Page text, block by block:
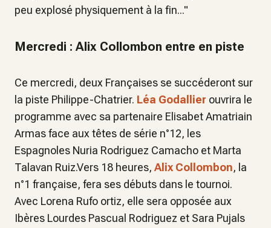
peu explosé physiquement à la fin..."
Mercredi : Alix Collombon entre en piste
Ce mercredi, deux Françaises se succéderont sur
la piste Philippe-Chatrier. Léa Godallier ouvrira le
programme avec sa partenaire Elisabet Amatriain
Armas face aux têtes de série n°12, les
Espagnoles Nuria Rodriguez Camacho et Marta
Talavan Ruiz.Vers 18 heures, Alix Collombon, la
n°1 française, fera ses débuts dans le tournoi.
Avec Lorena Rufo ortiz, elle sera opposée aux
Ibères Lourdes Pascual Rodriguez et Sara Pujals